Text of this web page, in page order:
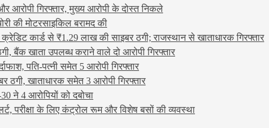
आरोपी गिरफ्तार, मुख्य आरोपी के दोस्त निकले
की मोटरसाइकिल बरामद की
कार्ड से ₹1.29 लाख की साइबर ठगी; राजस्थान से खाताधारक गिरफ्तार
बैंक खाता उपलब्ध कराने वाले दो आरोपी गिरफ्तार
पति-पत्नी समेत 5 आरोपी गिरफ्तार
ठगी, खाताधारक समेत 3 आरोपी गिरफ्तार
ने 4 आरोपियों को दबोचा
परीक्षा के लिए कंट्रोल रूम और विशेष बसों की व्यवस्था